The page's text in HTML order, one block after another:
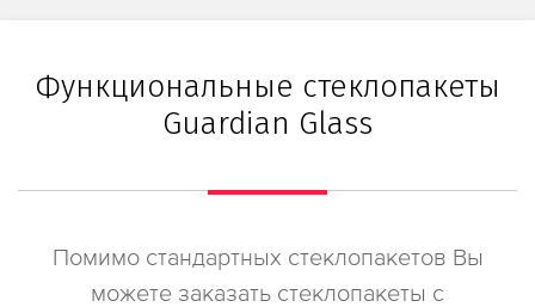
Функциональные стеклопакеты
Guardian Glass
Помимо стандартных стеклопакетов Вы
можете заказать стеклопакеты с